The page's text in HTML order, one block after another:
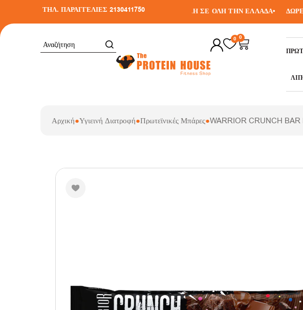
ΤΗΛ. ΠΑΡΑΓΓΕΛΙΕΣ 2130411750
ΜΕΤΑΦΟΡΙΚΑ ΣΕ ΑΓΟΡΕΣ ΑΝΩ ΤΩΝ 30€• ΑΠΟΣΤΟΛΗ ΣΕ ΟΛΗ ΤΗΝ ΕΛΛΑΔΑ• ΔΩΡΕΑΝ
0 0
Αρχική●Υγιεινή Διατροφή●Πρωτεϊνικές Μπάρες●WARRIOR CRUNCH